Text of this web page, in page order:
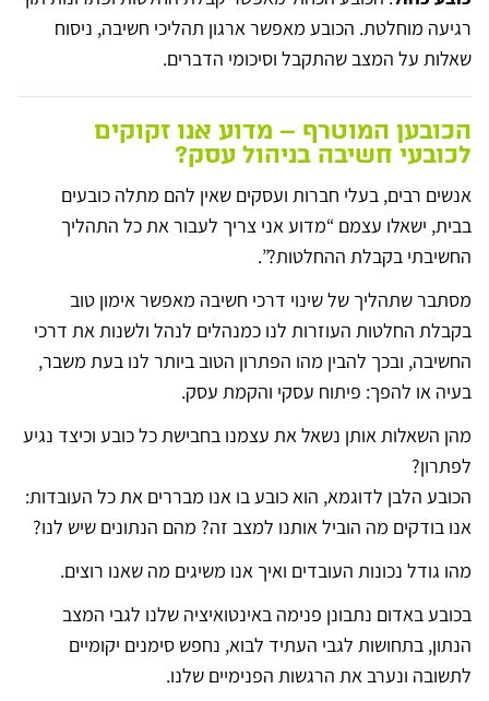
רגיעה מוחלטת. הכובע מאפשר ארגון תהליכי חשיבה, ניסוח
שאלות על המצב שהתקבל וסיכומי הדברים.
הכובען המוטרף – מדוע אנו זקוקים
לכובעי חשיבה בניהול עסק?
אנשים רבים, בעלי חברות ועסקים שאין להם מתלה כובעים
בבית, ישאלו עצמם “מדוע אני צריך לעבור את כל התהליך
החשיבתי בקבלת ההחלטות?”.
מסתבר שתהליך של שינוי דרכי חשיבה מאפשר אימון טוב
בקבלת החלטות העוזרות לנו כמנהלים לנהל ולשנות את דרכי
החשיבה, ובכך להבין מהו הפתרון הטוב ביותר לנו בעת משבר,
בעיה או להפך: פיתוח עסקי והקמת עסק.
מהן השאלות אותן נשאל את עצמנו בחבישת כל כובע וכיצד נגיע
לפתרון?
הכובע הלבן לדוגמא, הוא כובע בו אנו מבררים את כל העובדות:
אנו בודקים מה הוביל אותנו למצב זה? מהם הנתונים שיש לנו?
מהו גודל נכונות העובדים ואיך אנו משיגים מה שאנו רוצים.
בכובע באדום נתבונן פנימה באינטואיציה שלנו לגבי המצב
הנתון, בתחושות לגבי העתיד לבוא, נחפש סימנים יקומיים
לתשובה ונערב את הרגשות הפנימיים שלנו.